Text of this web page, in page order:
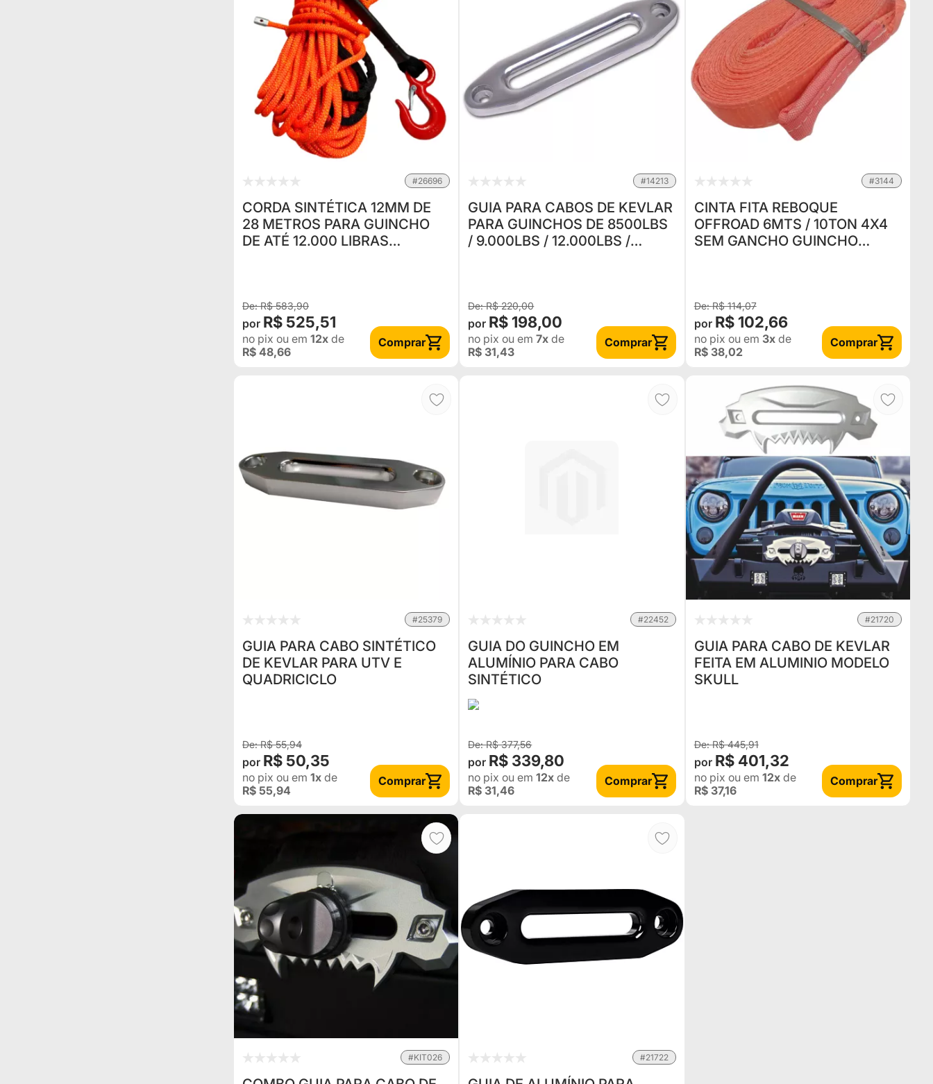
#26696
CORDA SINTÉTICA 12MM DE
28 METROS PARA GUINCHO
DE ATÉ 12.000 LIBRAS
R$ 583,90
R$ 525,51
no pix ou em 12x de
R$ 48,66
Comprar
#14213
GUIA PARA CABOS DE KEVLAR
PARA GUINCHOS DE 8500LBS
/ 9.000LBS / 12.000LBS /
R$ 220,00
R$ 198,00
no pix ou em7x de
R$ 31,43
Comprar
#3144
CINTA FITA REBOQUE
OFFROAD 6MTS / 10TON 4X4
SEM GANCHO GUINCHO
R$ 114,07
R$ 102,66
no pix ou em 3xde
R$ 38,02
Comprar
#25379
GUIA PARA CABO SINTÉTICO
DE KEVLAR PARA UTV E
QUADRICICLO
R$ 55,94
R$ 50,35
no pix ou em 1x de
R$ 55,94
Comprar
#22452
GUIA DO GUINCHO EM
ALUMÍNIO PARA CABO
SINTÉTICO
R$ 377,56
R$ 339,80
no pix ou em12x de
R$ 31,46
Comprar
#21720
GUIA PARA CABO DE KEVLAR
FEITA EM ALUMINIO MODELO
SKULL
R$ 445,91
R$ 401,32
no pix ou em 12xde
R$ 37,16
Comprar
#KIT026 #21722